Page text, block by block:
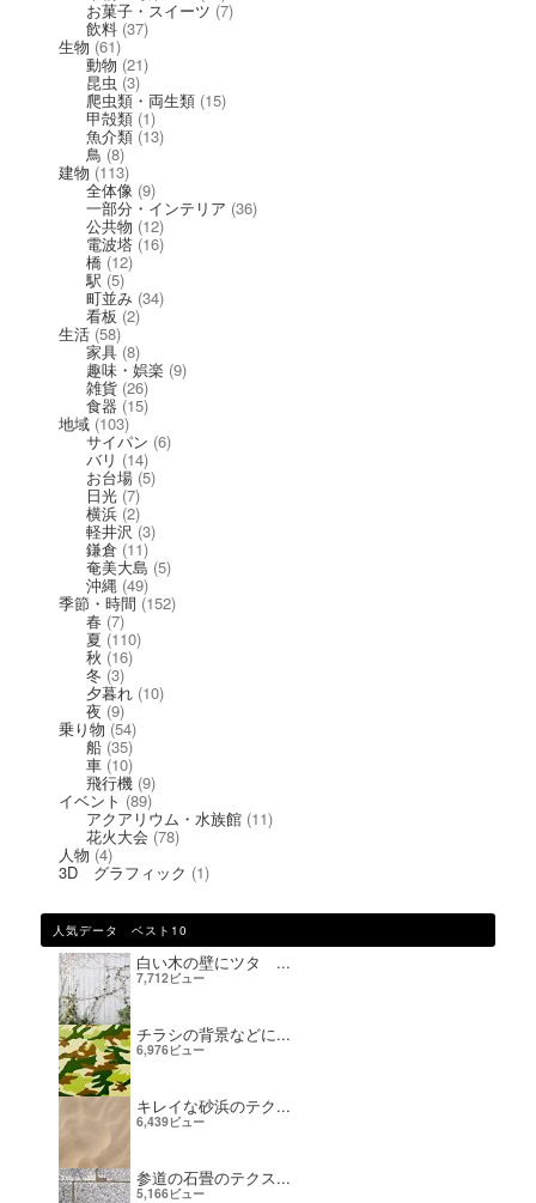
お菓子・スイーツ (7)
飲料(37)
生物 (61)
動物 (21)
昆虫 (3)
爬虫類・両生類(15)
甲殻類(1)
魚介類(13)
鳥 (8)
建物 (113)
全体像(9)
一部分・インテリア (36)
公共物 (12)
電波塔(16)
橋(12)
駅 (5)
町並み(34)
看板 (2)
生活 (58)
家具(8)
趣味・娯楽 (9)
雑貨(26)
食器 (15)
地域 (103)
サイパン (6)
バリ (14)
お台場(5)
日光(7)
横浜(2)
軽井沢 (3)
鎌倉 (11)
奄美大島 (5)
沖縄(49)
季節・時間 (152)
春 (7)
夏 (110)
秋 (16)
冬 (3)
夕暮れ(10)
夜 (9)
乗り物 (54)
船(35)
車(10)
飛行機(9)
イベント (89)
アクアリウム・水族館(11)
花火大会 (78)
人物 (4)
3D グラフィック (1)
人気データ ベスト10
白い木の壁にツタ ...
7,712ビュー
チラシの背景などに...
6,976ビュー
キレイな砂浜のテク...
6,439ビュー
参道の石畳のテクス...
5,166ビュー